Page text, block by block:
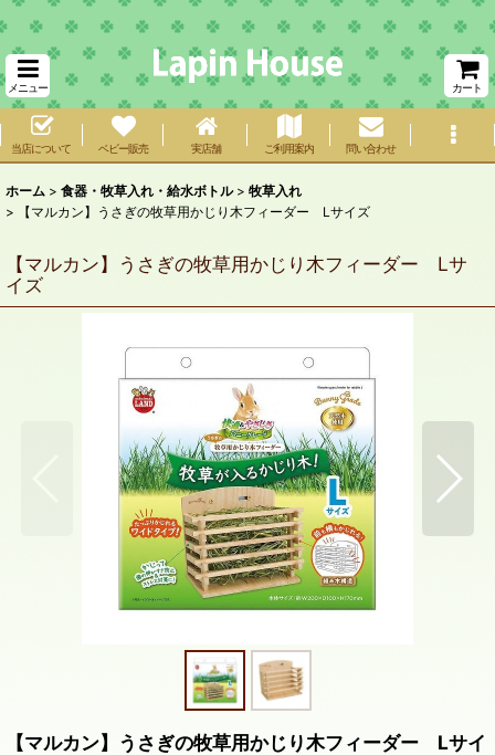
メニュー カート
当店について ベビー販売 実店舗 ご利用案内 問い合わせ
ホーム > 食器・牧草入れ・給水ボトル > 牧草入れ
>
【マルカン】うさぎの牧草用かじり木フィーダー Lサイズ
【マルカン】うさぎの牧草用かじり木フィーダー Lサ
イズ
【マルカン】うさぎの牧草用かじり木フィーダー Lサイ